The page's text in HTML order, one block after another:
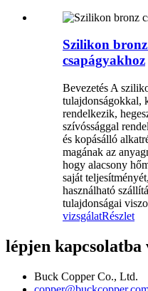
Szilikon
csapágyakhoz
Bevezetés A
tulajdonságokkal,
rendelkezik,
szívóssággal
és kopásálló
magának az
hogy alacsony
saját
használható
tulajdonságai
vizsgálatRészlet
lépjen kapcsolatba
Buck Copper Co., Ltd.